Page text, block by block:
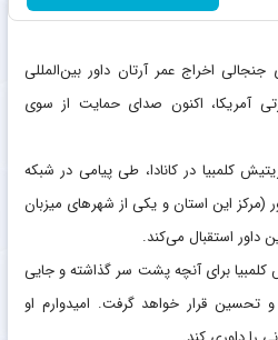
اخراج عمر آرتان داور بین‌المللی
آمریکا، اکنون صدای حمایت از سوی
کلمبیا در کانادا، طی پیامی در شبکه
(مرکز این استان و یکی از شهرهای میزبان
کلمبیا برای آنچه پشت سر گذاشته و جایی
و تحسین قرار خواهد گرفت. امیدوارم او